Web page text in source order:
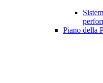
Piano della